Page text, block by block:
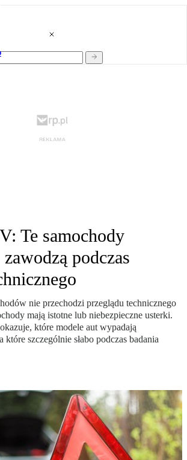
Te samochody
podczas
nie przechodzi przeglądu technicznego
mają istotne lub niebezpieczne usterki.
które modele aut wypadają
które szczególnie słabo podczas badania